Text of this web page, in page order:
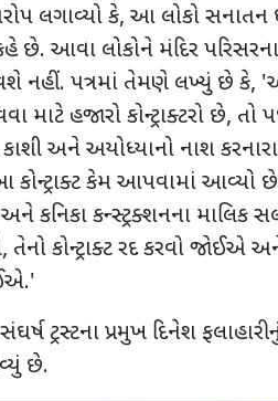
લગાવ્યો કે, આ લોકો સનાતન
છે. આવા લોકોને મંદિર
નહીં. પત્રમાં તેમણે લખ્યું છે કે, '
માટે હજારો કોન્ટ્રાક્ટરો છે, તો
કાશી અને અયોધ્યાનો નાશ
કેમ આપવામાં આવ્યો છે
કનિકા કન્સ્ટ્રક્શનના માલિક
, તેનો કોન્ટ્રાક્ટ રદ કરવો જોઈએ
'
ટ્રસ્ટના પ્રમુખ દિનેશ
છે.